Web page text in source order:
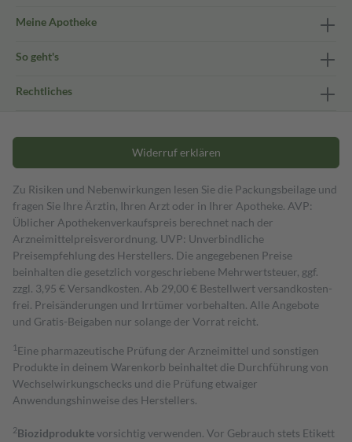
Meine Apotheke
So geht's
Rechtliches
Widerruf erklären
Zu Risiken und Nebenwirkungen lesen Sie die Packungsbeilage und
fragen Sie Ihre Ärztin, Ihren Arzt oder in Ihrer Apotheke. AVP:
Üblicher Apothekenverkaufspreis berechnet nach der
Arzneimittelpreisverordnung. UVP: Unverbindliche
Preisempfehlung des Herstellers. Die angegebenen Preise
beinhalten die gesetzlich vorgeschriebene Mehrwertsteuer, ggf.
zzgl. 3,95 € Versandkosten. Ab 29,00 € Bestell­wert versand­kosten­
frei. Preisänderungen und Irrtümer vorbehalten. Alle Angebote
und Gratis-Beigaben nur solange der Vorrat reicht.
1 Eine pharmazeutische Prüfung der Arzneimittel und sonstigen
Produkte in deinem Warenkorb beinhaltet die Durchführung von
Wechselwirkungschecks und die Prüfung etwaiger
Anwendungshinweise des Herstellers.
2Biozidproduktevorsichtig verwenden. Vor Gebrauch stets Etikett